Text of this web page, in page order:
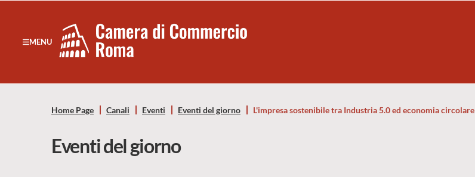
Notizie in primo piano
Banner servizi
MENU
Camera
Commercio
di
Roma
Home Page Canali Eventi Eventi del giorno L'impresa sostenibile tra Industria 5.0 ed economia circolare
Eventi del giorno